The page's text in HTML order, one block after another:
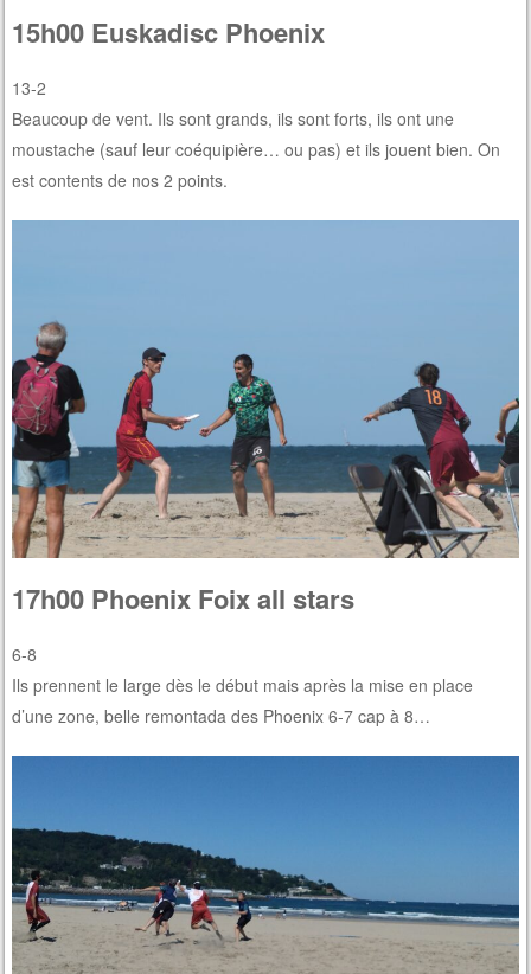
15h00 Euskadisc Phoenix
13-2
Beaucoup de vent. Ils sont grands, ils sont forts, ils ont une
moustache (sauf leur coéquipière… ou pas) et ils jouent bien. On
est contents de nos 2 points.
17h00 Phoenix Foix all stars
6-8
Ils prennent le large dès le début mais après la mise en place
d’une zone, belle remontada des Phoenix 6-7 cap à 8…